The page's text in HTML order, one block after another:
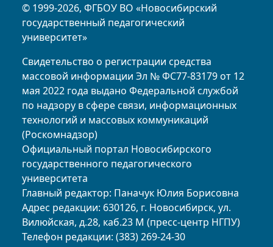
© 1999-2026, ФГБОУ ВО «Новосибирский
государственный педагогический
университет»
Свидетельство о регистрации средства
массовой информации Эл № ФС77-83179 от 12
мая 2022 года выдано Федеральной службой
по надзору в сфере связи, информационных
технологий и массовых коммуникаций
(Роскомнадзор)
Официальный портал Новосибирского
государственного педагогического
университета
Главный редактор: Паначук Юлия Борисовна
Адрес редакции: 630126, г. Новосибирск, ул.
Вилюйская, д.28, каб.23 М (пресс-центр НГПУ)
Телефон редакции: (383) 269-24-30